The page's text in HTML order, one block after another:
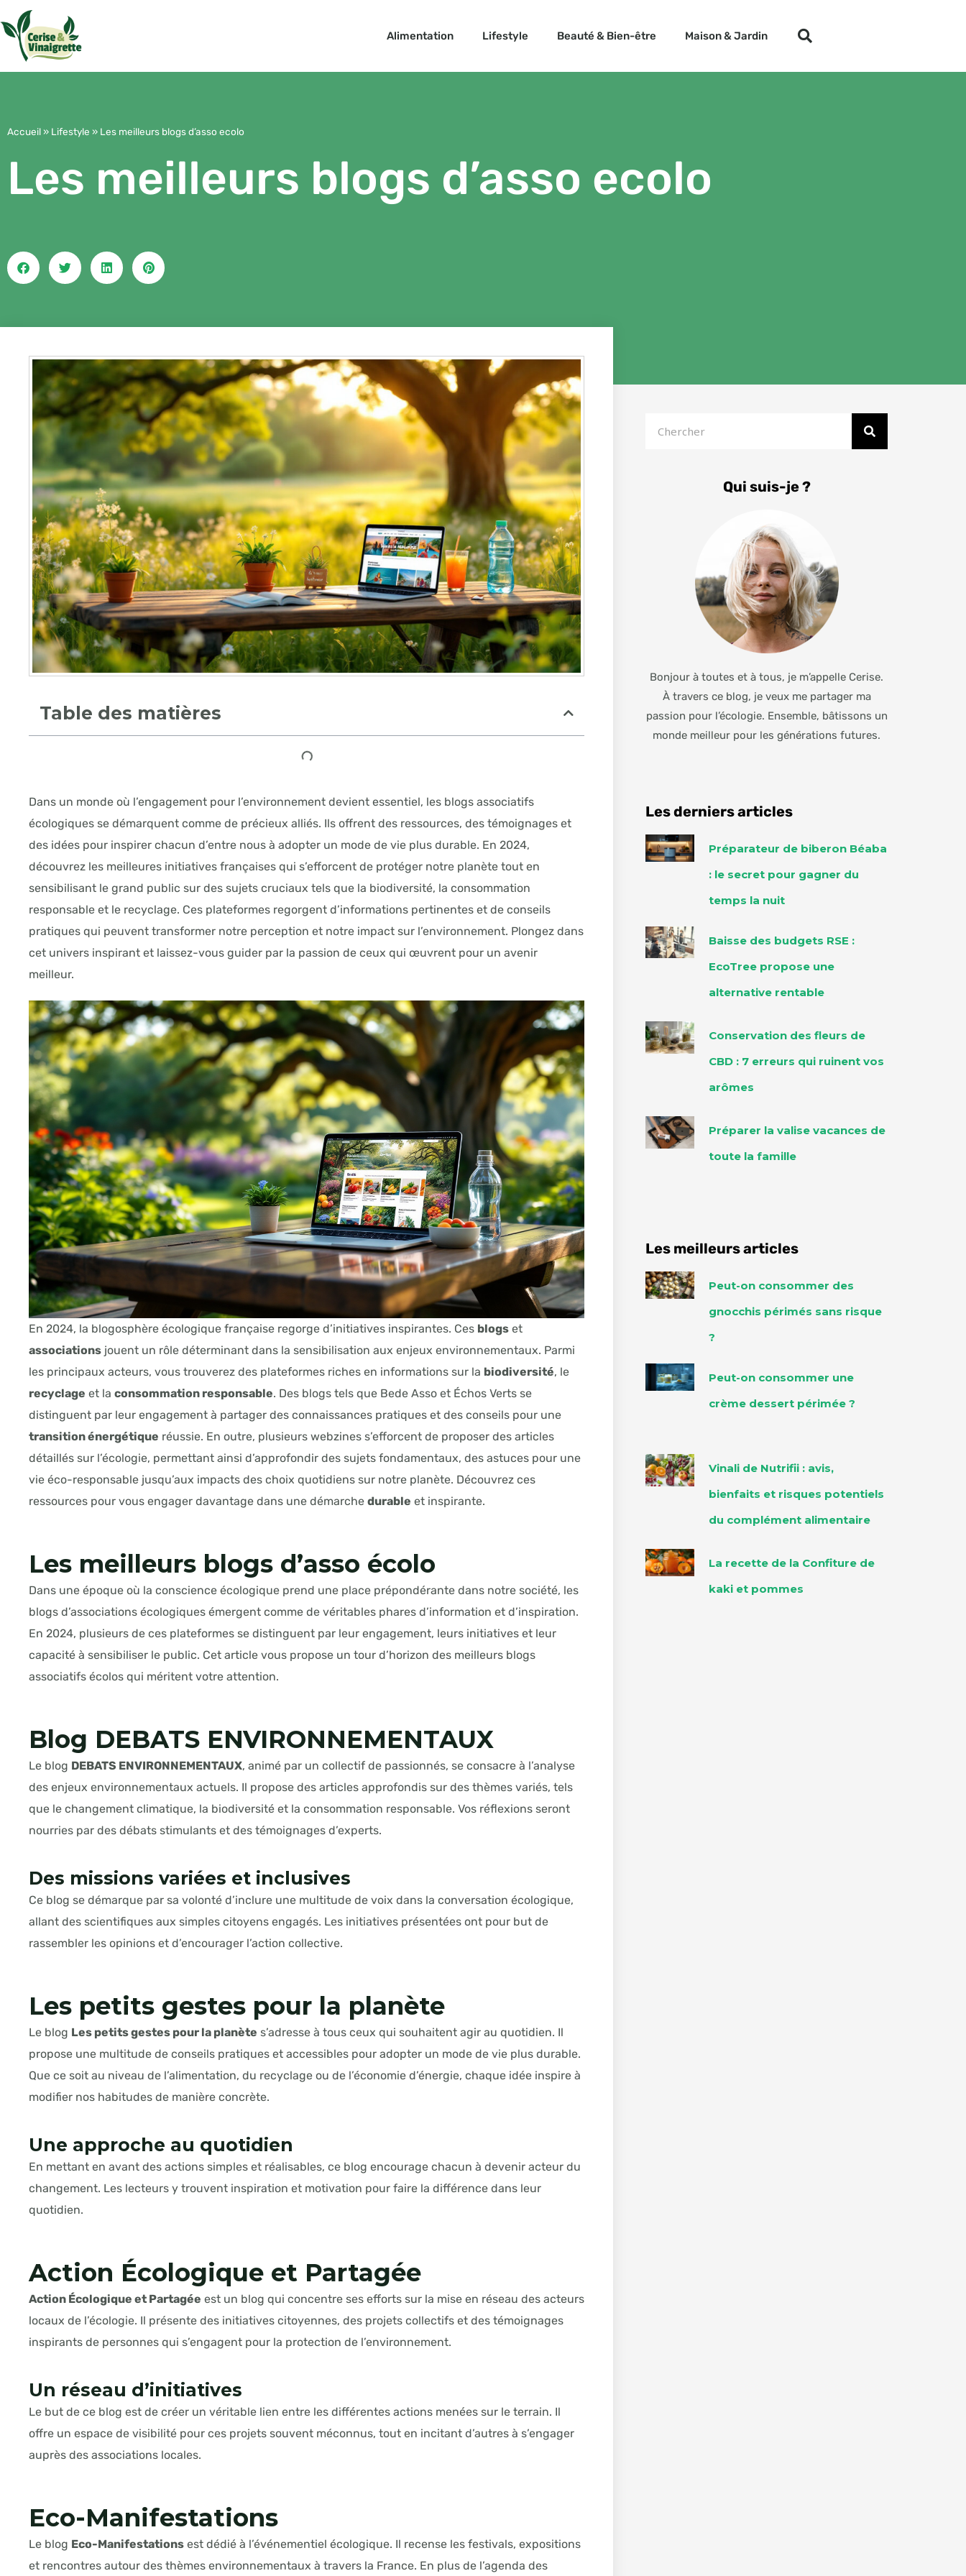
au
contenu
Alimentation Lifestyle Beauté & Bien-être Maison & Jardin
Accueil» Lifestyle » Les meilleurs blogs d’asso ecolo
Les meilleurs blogs d’asso ecolo
Table des matières
Dans un monde où l’engagement pour l’environnement devient essentiel, les blogs associatifs
écologiques se démarquent comme de précieux alliés. Ils offrent des ressources, des témoignages et
des idées pour inspirer chacun d’entre nous à adopter un mode de vie plus durable. En 2024,
découvrez les meilleures initiatives françaises qui s’efforcent de protéger notre planète tout en
sensibilisant le grand public sur des sujets cruciaux tels que la biodiversité, la consommation
responsable et le recyclage. Ces plateformes regorgent d’informations pertinentes et de conseils
pratiques qui peuvent transformer notre perception et notre impact sur l’environnement. Plongez dans
cet univers inspirant et laissez-vous guider par la passion de ceux qui œuvrent pour un avenir
meilleur.
En 2024, la blogosphère écologique française regorge d’initiatives inspirantes. Ces blogs et
associations jouent un rôle déterminant dans la sensibilisation aux enjeux environnementaux. Parmi
les principaux acteurs, vous trouverez des plateformes riches en informations sur la biodiversité, le
recyclage et la consommation responsable. Des blogs tels que Bede Asso et Échos Verts se
distinguent par leur engagement à partager des connaissances pratiques et des conseils pour une
transition énergétique réussie. En outre, plusieurs webzines s’efforcent de proposer des articles
détaillés sur l’écologie, permettant ainsi d’approfondir des sujets fondamentaux, des astuces pour une
vie éco-responsable jusqu’aux impacts des choix quotidiens sur notre planète. Découvrez ces
ressources pour vous engager davantage dans une démarche durable et inspirante.
Les meilleurs blogs d’asso écolo
Dans une époque où la conscience écologique prend une place prépondérante dans notre société, les
blogs d’associations écologiques émergent comme de véritables phares d’information et d’inspiration.
En 2024, plusieurs de ces plateformes se distinguent par leur engagement, leurs initiatives et leur
capacité à sensibiliser le public. Cet article vous propose un tour d’horizon des meilleurs blogs
associatifs écolos qui méritent votre attention.
Blog DEBATS ENVIRONNEMENTAUX
Le blog DEBATS ENVIRONNEMENTAUX, animé par un collectif de passionnés, se consacre à l’analyse
des enjeux environnementaux actuels. Il propose des articles approfondis sur des thèmes variés, tels
que le changement climatique, la biodiversité et la consommation responsable. Vos réflexions seront
nourries par des débats stimulants et des témoignages d’experts.
Des missions variées et inclusives
Ce blog se démarque par sa volonté d’inclure une multitude de voix dans la conversation écologique,
allant des scientifiques aux simples citoyens engagés. Les initiatives présentées ont pour but de
rassembler les opinions et d’encourager l’action collective.
Les petits gestes pour la planète
Le blog Les petits gestes pour la planète s’adresse à tous ceux qui souhaitent agir au quotidien. Il
propose une multitude de conseils pratiques et accessibles pour adopter un mode de vie plus durable.
Que ce soit au niveau de l’alimentation, du recyclage ou de l’économie d’énergie, chaque idée inspire à
modifier nos habitudes de manière concrète.
Une approche au quotidien
En mettant en avant des actions simples et réalisables, ce blog encourage chacun à devenir acteur du
changement. Les lecteurs y trouvent inspiration et motivation pour faire la différence dans leur
quotidien.
Action Écologique et Partagée
Action Écologique et Partagée est un blog qui concentre ses efforts sur la mise en réseau des acteurs
locaux de l’écologie. Il présente des initiatives citoyennes, des projets collectifs et des témoignages
inspirants de personnes qui s’engagent pour la protection de l’environnement.
Un réseau d’initiatives
Le but de ce blog est de créer un véritable lien entre les différentes actions menées sur le terrain. Il
offre un espace de visibilité pour ces projets souvent méconnus, tout en incitant d’autres à s’engager
auprès des associations locales.
Eco-Manifestations
Le blog Eco-Manifestations est dédié à l’événementiel écologique. Il recense les festivals, expositions
et rencontres autour des thèmes environnementaux à travers la France. En plus de l’agenda des
Qui suis-je ?
Bonjour à toutes et à tous, je m’appelle Cerise.
À travers ce blog, je veux me partager ma
passion pour l’écologie. Ensemble, bâtissons un
monde meilleur pour les générations futures.
Les derniers articles
Préparateur de biberon Béaba
: le secret pour gagner du
temps la nuit
Baisse des budgets RSE :
EcoTree propose une
alternative rentable
Conservation des fleurs de
CBD : 7 erreurs qui ruinent vos
arômes
Préparer la valise vacances de
toute la famille
Les meilleurs articles
Peut-on consommer des
gnocchis périmés sans risque
?
Peut-on consommer une
crème dessert périmée ?
Vinali de Nutrifii : avis,
bienfaits et risques potentiels
du complément alimentaire
La recette de la Confiture de
kaki et pommes